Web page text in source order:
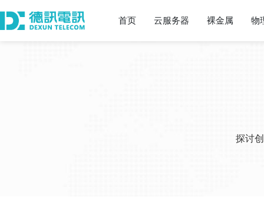
首页 云服务器 裸金属 物
探讨